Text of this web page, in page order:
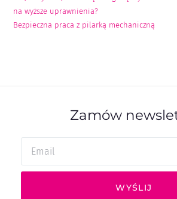
na wyższe uprawnienia?
Bezpieczna praca z pilarką mechaniczną
Zamów
WYŚLIJ